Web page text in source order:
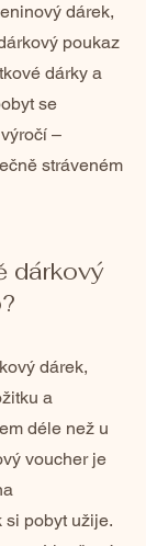
dárek,
poukaz
dárky a
se
–
stráveném
dárkový
dárek,
a
déle než u
voucher je
si pobyt užije.